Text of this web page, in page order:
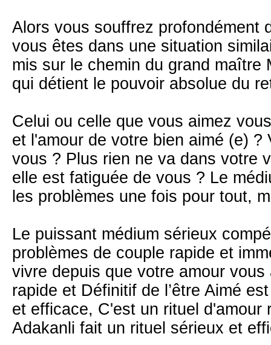
Alors vous souffrez profondément
vous êtes dans une situation
mis sur le chemin du grand maître
qui détient le pouvoir absolue du
Celui ou celle que vous aimez
et l'amour de votre bien aimé (e)
vous ? Plus rien ne va dans votre
elle est fatiguée de vous ? Le
les problèmes une fois pour tout,
Le puissant médium sérieux
problèmes de couple rapide et
vivre depuis que votre amour
rapide et Définitif de l’être Aimé
et efficace, C'est un rituel d'amour
Adakanli fait un rituel sérieux et